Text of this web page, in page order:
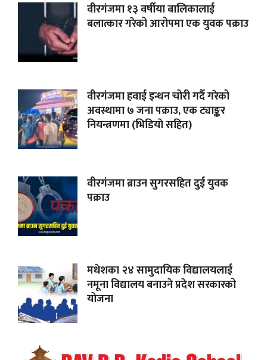
वीरगंजमा १३ वर्षीया बालिकालाई
बलात्कार गरेको आरोपमा एक युवक पक्राउ
वीरगंजमा हवाई इन्धन चोरी गर्दै गरेको
अवस्थामा ७ जना पक्राउ, एक ट्याङ्कर
नियन्त्रणमा (भिडियाे सहित)
वीरगंजमा ब्राउन सुगरसहित दुई युवक
पक्राउ
मधेशका २४ सामुदायिक विद्यालयलाई
नमूना विद्यालय बनाउने प्रदेश सरकारको
योजना